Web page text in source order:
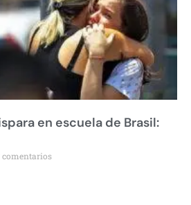
en escuela de Brasil:
comentarios